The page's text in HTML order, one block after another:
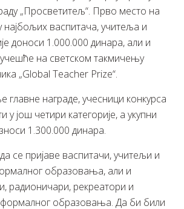
„Просветитељ“. Прво место на
васпитача, учитеља и
доноси 1.000.000 динара, али и
на светском такмичењу
„Global Teacher Prize“.
главне награде, учесници конкурса
у још четири категорије, а укупни
1.300.000 динара.
се пријаве васпитачи, учитељи и
образовања, али и
радионичари, рекреатори и
образовања. Да би били